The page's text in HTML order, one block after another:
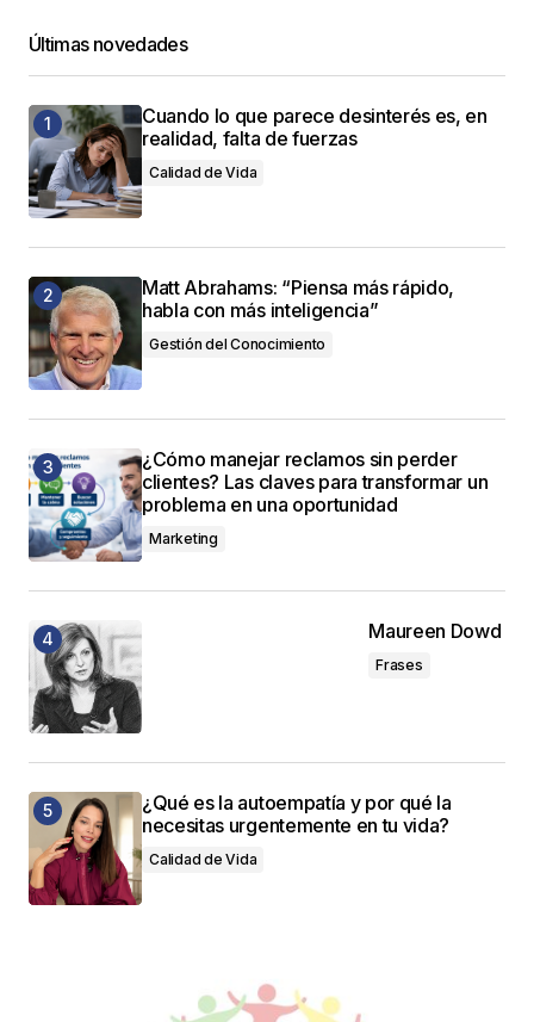
Últimas novedades
Cuando lo que parece desinterés es, en
realidad, falta de fuerzas
Calidad de Vida
Matt Abrahams: “Piensa más rápido,
habla con más inteligencia”
Gestión del Conocimiento
¿Cómo manejar reclamos sin perder
clientes? Las claves para transformar un
problema en una oportunidad
Marketing
Maureen Dowd
Frases
¿Qué es la autoempatía y por qué la
necesitas urgentemente en tu vida?
Calidad de Vida